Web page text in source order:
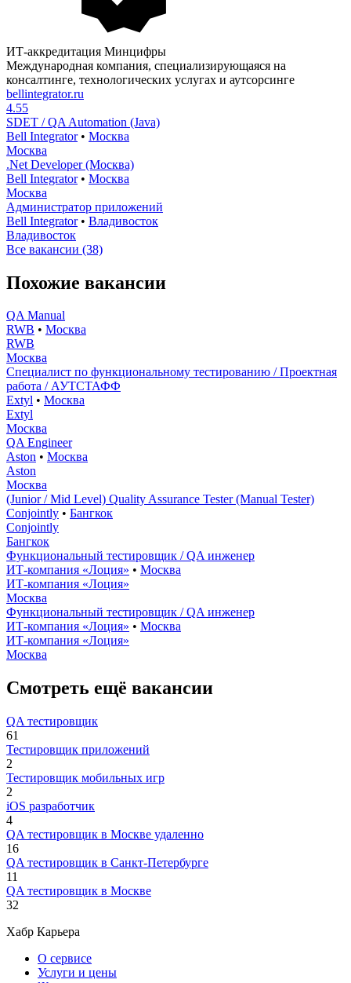
ИТ-аккредитация Минцифры
Международная компания, специализирующаяся на
консалтинге, технологических услугах и аутсорсинге
bellintegrator.ru
4.55
SDET / QA Automation (Java)
Bell Integrator• Москва
Москва
.Net Developer (Москва)
Bell Integrator• Москва
Москва
Администратор приложений
Bell Integrator• Владивосток
Владивосток
Все вакансии (38)
Похожие вакансии
QA Manual
RWB • Москва
RWB
Москва
Специалист по функциональному тестированию / Проектная
работа / АУТСТАФФ
Extyl • Москва
Extyl
Москва
QA Engineer
Aston • Москва
Aston
Москва
(Junior / Mid Level) Quality Assurance Tester (Manual Tester)
Conjointly • Бангкок
Conjointly
Бангкок
Функциональный тестировщик / QA инженер
ИТ-компания «Лоция» • Москва
ИТ-компания «Лоция»
Москва
Функциональный тестировщик / QA инженер
ИТ-компания «Лоция» • Москва
ИТ-компания «Лоция»
Москва
Смотреть ещё вакансии
QA тестировщик
61
Тестировщик приложений
2
Тестировщик мобильных игр
2
iOS разработчик
4
QA тестировщик в Москве удаленно
16
QA тестировщик в Санкт-Петербурге
11
QA тестировщик в Москве
32
Хабр Карьера
О сервисе
Услуги и цены